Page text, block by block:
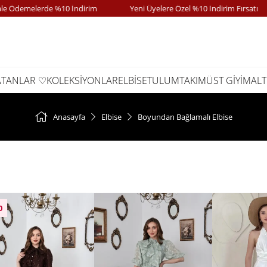
%10 İndirim Yeni Üyelere Özel %10 İndirim Fırsatı
♡KOLEKSİYONLARELBİSETULUMTAKIMÜST GİYİM
Anasayfa Elbise Boyundan Bağlamalı Elbise